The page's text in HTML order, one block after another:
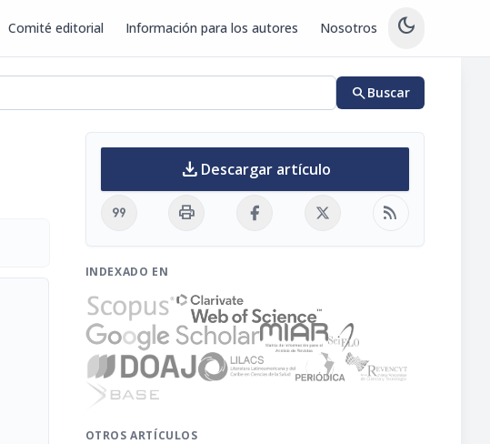
Comité editorial Información para los autores Nosotros dark_mode
searchBuscar
download Descargar artículo
format_quote print rss_feed
INDEXADO EN
OTROS ARTÍCULOS